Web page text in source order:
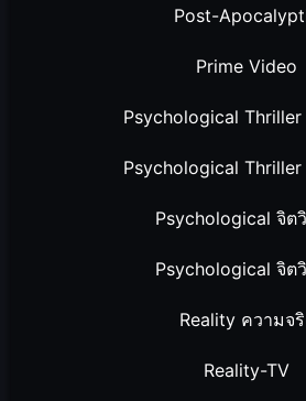
Post-
Prime Video
Psychological
Psychological
Psychological จิต
Psychological จิต
Reality ความจริ
Reality-TV